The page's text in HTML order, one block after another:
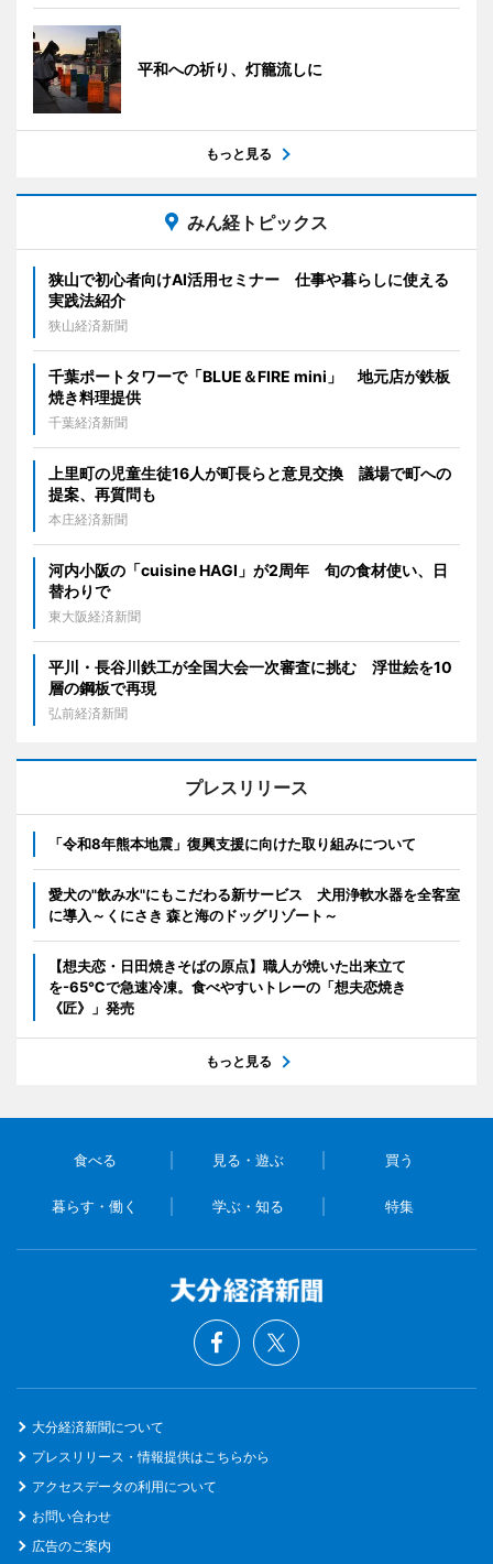
平和への祈り、灯籠流しに
もっと見る
みん経トピックス
狭山で初心者向けAI活用セミナー 仕事や暮らしに使える
実践法紹介
狭山経済新聞
千葉ポートタワーで「BLUE＆FIRE mini」 地元店が鉄板
焼き料理提供
千葉経済新聞
上里町の児童生徒16人が町長らと意見交換 議場で町への
提案、再質問も
本庄経済新聞
河内小阪の「cuisine HAGI」が2周年 旬の食材使い、日
替わりで
東大阪経済新聞
平川・長谷川鉄工が全国大会一次審査に挑む 浮世絵を10
層の鋼板で再現
弘前経済新聞
プレスリリース
「令和8年熊本地震」復興支援に向けた取り組みについて
愛犬の"飲み水"にもこだわる新サービス 犬用浄軟水器を全客室
に導入～くにさき 森と海のドッグリゾート～
【想夫恋・日田焼きそばの原点】職人が焼いた出来立て
を-65℃で急速冷凍。食べやすいトレーの「想夫恋焼き
《匠》」発売
もっと見る
食べる 見る・遊ぶ 買う
暮らす・働く 学ぶ・知る 特集
大分経済新聞について
プレスリリース・情報提供はこちらから
アクセスデータの利用について
お問い合わせ
広告のご案内